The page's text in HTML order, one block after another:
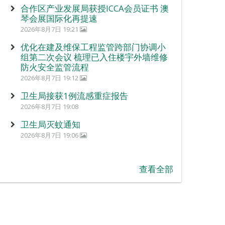
合作区产业发展局获授ICCA会员证书 澳
琴会展国际化再提速
2026年8月7日 19:21
优化在建及维保工程监管跨部门协调小
组第二次会议 梳理已入住楼宇外墙维修
防火安全监管流程
2026年8月7日 19:12
卫生局接获1例流感重症报告
2026年8月7日 19:08
卫生局灭蚊通知
2026年8月7日 19:06
查看全部